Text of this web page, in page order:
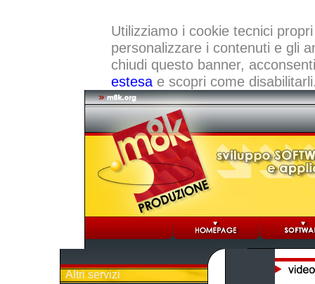
Utilizziamo i cookie tecnici
personalizzare i contenuti e gli
chiudi questo banner,
estesae scopri come
Altri servizi